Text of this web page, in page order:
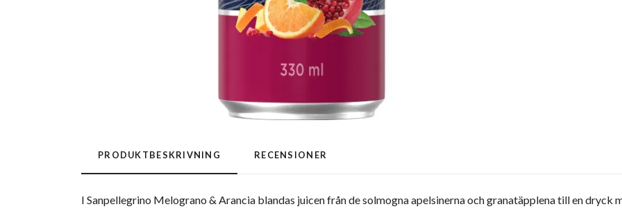
PRODUKTBESKRIVNING RECENSIONER
I Sanpellegrino Melograno & Arancia blandas juicen från de solmogna apelsinerna och granatäpplena till en dryck